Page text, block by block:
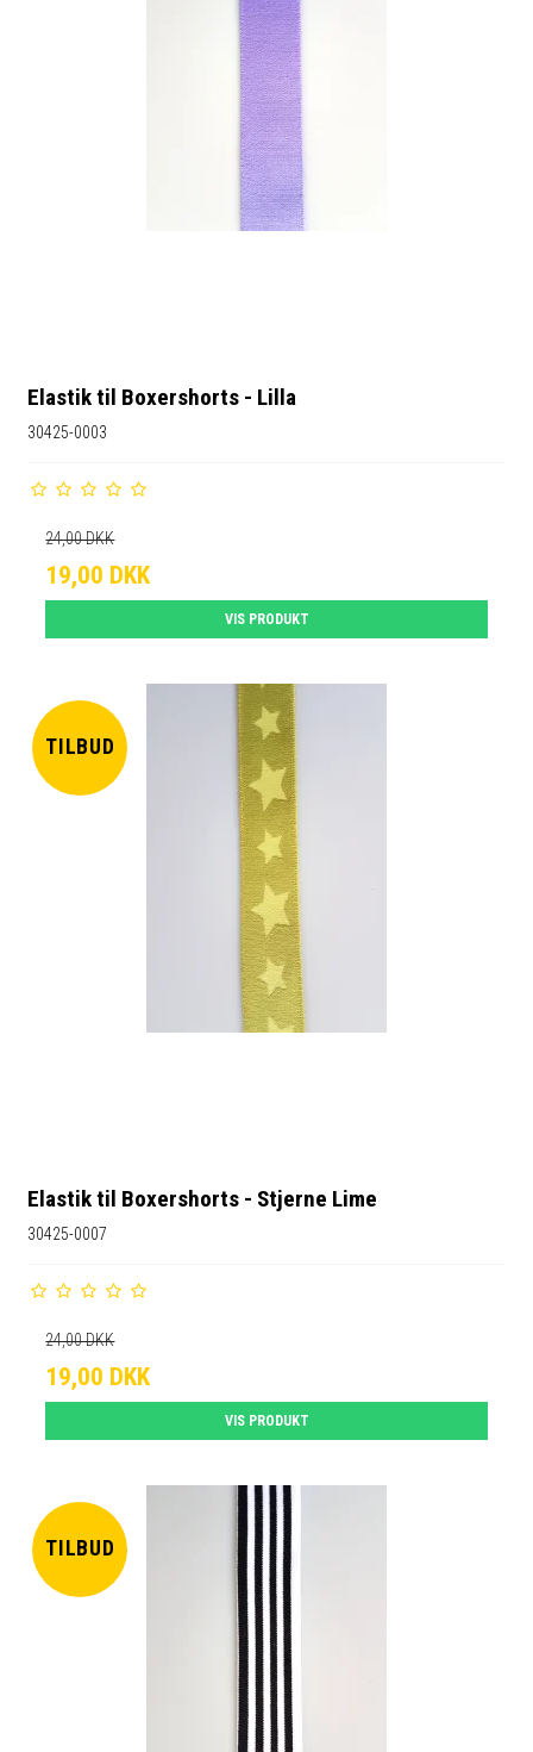
Elastik til Boxershorts - Lilla
30425-0003
24,00 DKK
19,00 DKK
VIS PRODUKT
TILBUD
Elastik til Boxershorts - Stjerne Lime
30425-0007
24,00 DKK
19,00 DKK
VIS PRODUKT
TILBUD